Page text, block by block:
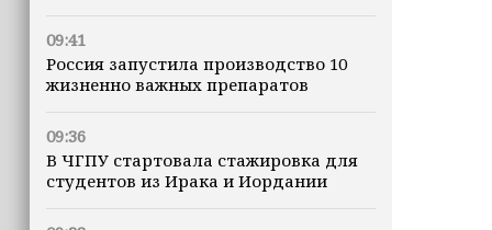
09:41
Россия запустила производство 10
жизненно важных препаратов
09:36
В ЧГПУ стартовала стажировка для
студентов из Ирака и Иордании